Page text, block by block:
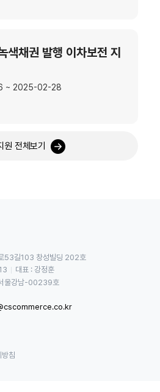
채권 발행 이차보전 지
~ 2025-02-28
원 전체보기
53길103 창성빌딩 202호
대표 : 강정훈
울강남-00239호
침